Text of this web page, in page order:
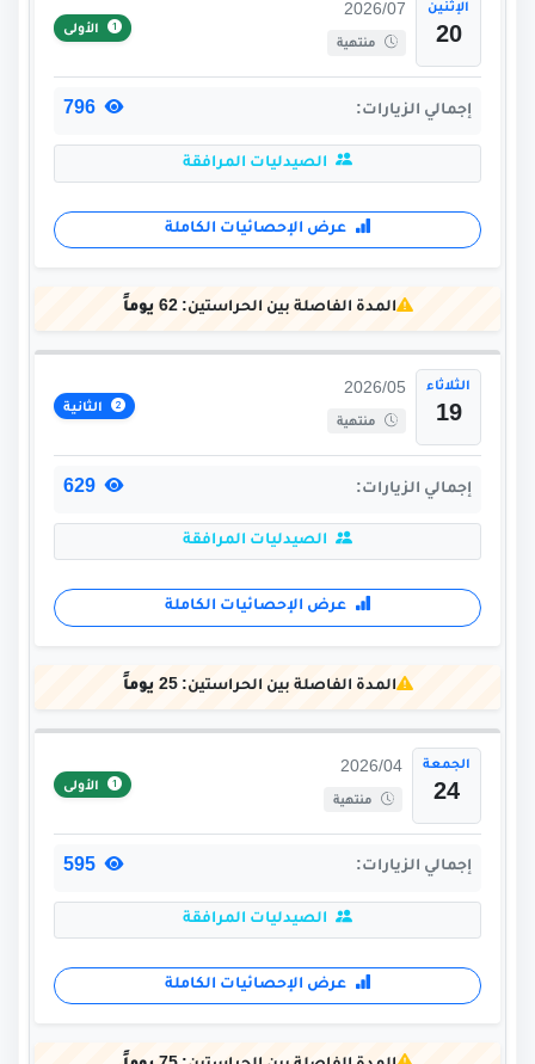
الإثنين
20
2026/07
منتهية
الأولى
إجمالي الزيارات:
الصيدليات المرافقة
عرض الإحصائيات الكاملة
المدة الفاصلة بين الحراستين:62 يوماً
الثلاثاء
19
2026/05
منتهية
الثانية
إجمالي الزيارات:
الصيدليات المرافقة
عرض الإحصائيات الكاملة
المدة الفاصلة بين الحراستين:25 يوماً
الجمعة
24
2026/04
منتهية
الأولى
إجمالي الزيارات:
الصيدليات المرافقة
عرض الإحصائيات الكاملة